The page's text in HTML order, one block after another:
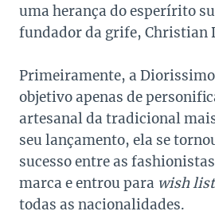
uma herança do esperírito
fundador da grife, Christian
Primeiramente, a
objetivo apenas de
artesanal da tradicional
seu lançamento, ela se
sucesso entre as
marca e entrou para wish list
todas as nacionalidades.